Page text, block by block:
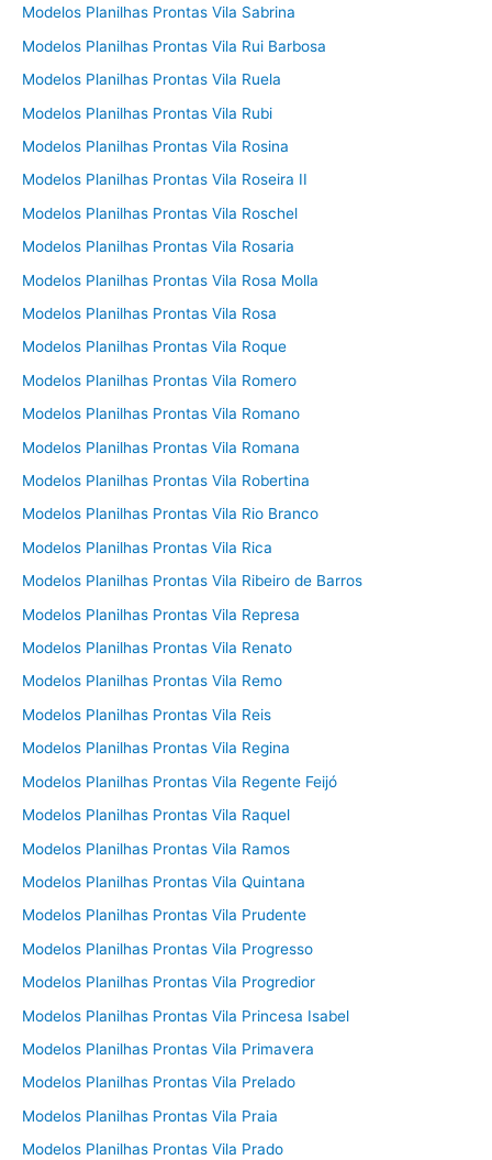
Modelos Planilhas Prontas Vila Sabrina
Modelos Planilhas Prontas Vila Rui Barbosa
Modelos Planilhas Prontas Vila Ruela
Modelos Planilhas Prontas Vila Rubi
Modelos Planilhas Prontas Vila Rosina
Modelos Planilhas Prontas Vila Roseira II
Modelos Planilhas Prontas Vila Roschel
Modelos Planilhas Prontas Vila Rosaria
Modelos Planilhas Prontas Vila Rosa Molla
Modelos Planilhas Prontas Vila Rosa
Modelos Planilhas Prontas Vila Roque
Modelos Planilhas Prontas Vila Romero
Modelos Planilhas Prontas Vila Romano
Modelos Planilhas Prontas Vila Romana
Modelos Planilhas Prontas Vila Robertina
Modelos Planilhas Prontas Vila Rio Branco
Modelos Planilhas Prontas Vila Rica
Modelos Planilhas Prontas Vila Ribeiro de Barros
Modelos Planilhas Prontas Vila Represa
Modelos Planilhas Prontas Vila Renato
Modelos Planilhas Prontas Vila Remo
Modelos Planilhas Prontas Vila Reis
Modelos Planilhas Prontas Vila Regina
Modelos Planilhas Prontas Vila Regente Feijó
Modelos Planilhas Prontas Vila Raquel
Modelos Planilhas Prontas Vila Ramos
Modelos Planilhas Prontas Vila Quintana
Modelos Planilhas Prontas Vila Prudente
Modelos Planilhas Prontas Vila Progresso
Modelos Planilhas Prontas Vila Progredior
Modelos Planilhas Prontas Vila Princesa Isabel
Modelos Planilhas Prontas Vila Primavera
Modelos Planilhas Prontas Vila Prelado
Modelos Planilhas Prontas Vila Praia
Modelos Planilhas Prontas Vila Prado